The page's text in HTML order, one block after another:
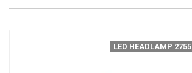
LED HEADLAMP 2755